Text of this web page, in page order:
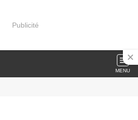
Publicité
MENU